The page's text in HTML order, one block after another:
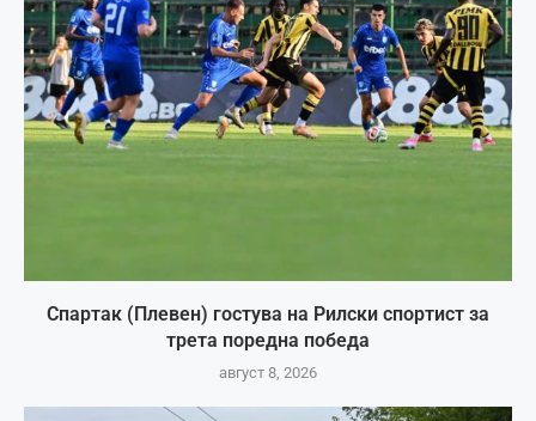
Спартак (Плевен) гостува на Рилски спортист за
трета поредна победа
август 8, 2026